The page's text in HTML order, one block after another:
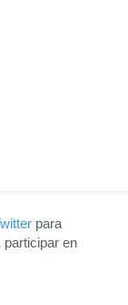
para
participar en